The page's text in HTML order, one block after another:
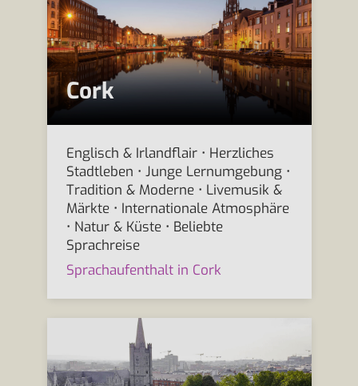
Cork
Englisch & Irlandflair • Herzliches
Stadtleben • Junge Lernumgebung •
Tradition & Moderne • Livemusik &
Märkte • Internationale Atmosphäre
• Natur & Küste • Beliebte
Sprachreise
Sprachaufenthalt in Cork